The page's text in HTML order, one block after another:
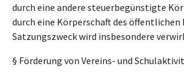
durch eine andere steuerbegünstigte
durch eine Körperschaft des öffentlichen
Satzungszweck wird insbesondere
§ Förderung von Vereins- und